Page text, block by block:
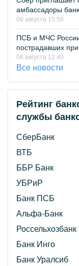
амбассадоры
06 августа 15:56
ПСБ и МЧС России
пострадавших
06 августа 12:40
Все новости
Рейтинг
службы
СберБанк
ВТБ
ББР Банк
УБРиР
Банк ПСБ
Альфа-Банк
Россельхозбанк
Банк Инго
Банк Уралсиб